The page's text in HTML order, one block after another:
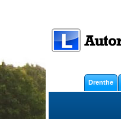
Drenthe